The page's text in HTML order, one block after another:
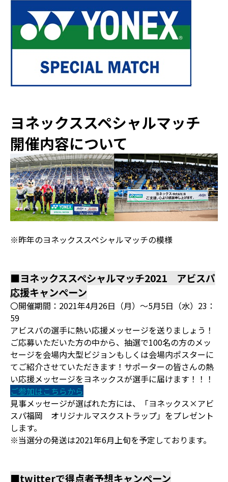
ヨネックススペシャルマッチ
開催内容について
※昨年のヨネックススペシャルマッチの模様
■ヨネックススペシャルマッチ2021 アビスパ
応援キャンペーン
〇開催期間：2021年4月26日（月）～5月5日（水）23：
59
アビスパの選手に熱い応援メッセージを送りましょう！
ご応募いただいた方の中から、抽選で100名の方のメッ
セージを会場内大型ビジョンもしくは会場内ポスターに
てご紹介させていただきます！サポーターの皆さんの熱
い応援メッセージをヨネックスが選手に届けます！！！
ご参加はこちらから
見事メッセージが選ばれた方には、「ヨネックス×アビ
スパ福岡 オリジナルマスクストラップ」をプレゼント
します。
※当選分の発送は2021年6月上旬を予定しております。
■twitterで得点者予想キャンペーン